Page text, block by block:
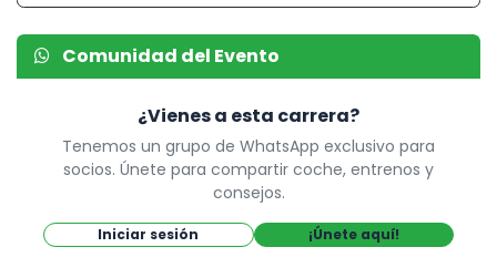
Comunidad del Evento
¿Vienes a esta carrera?
Tenemos un grupo de WhatsApp exclusivo para
socios. Únete para compartir coche, entrenos y
consejos.
Iniciar sesión ¡Únete aquí!